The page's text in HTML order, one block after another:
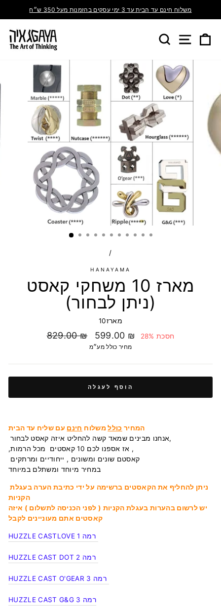
משלוח חינם עד הבית עד 3 ימי עסקים בהזמנות מעל 350 ש״ח
/
HANAYAMA
מארז 10 משחקי קאסט
(ניתן לבחור)
מארז10
מחיר
829.00 ₪
מחיר
בהנחה
599.00 ₪ חסכת 28%
מחיר כולל מע״מ
הוסף לעגלה
המחיר כוללמשלוח חינם עם שליח עד הבית
אנחנו מבינים שמאד קשה להחליט איזה קאסט לבחור,
,אז אספנו לכם 10 קאסטים מכל הרמות ,
ניתן להחליף את הקאסטים ברשימה על ידי כתיבת הערה בעגלת
הקניות
יש לרשום בהערות בעגלת הקניות ( לפני הכניסה לתשלום ) איזה
HUZZLE CASTLOVE
HUZZLE CAST G&G רמה 3